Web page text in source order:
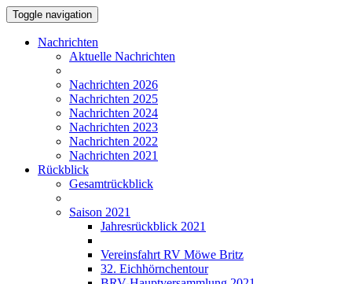
Toggle navigation
Nachrichten
Aktuelle Nachrichten
Nachrichten 2026
Nachrichten 2025
Nachrichten 2024
Nachrichten 2023
Nachrichten 2022
Nachrichten 2021
Rückblick
Gesamtrückblick
Saison 2021
Jahresrückblick 2021
Vereinsfahrt RV Möwe Britz
32. Eichhörnchentour